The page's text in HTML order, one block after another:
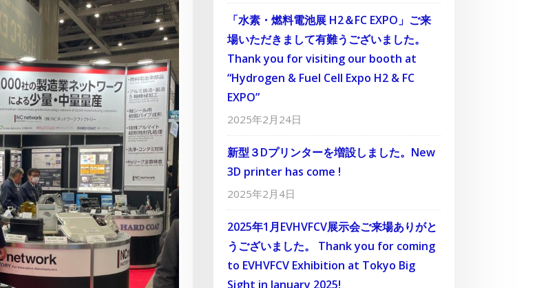
「水素・燃料電池展 H2＆FC EXPO」ご来
場いただきまして有難うございました。
Thank you for visiting our booth at
“Hydrogen & Fuel Cell Expo H2 & FC
EXPO”
2025年2月24日
新型３Dプリンターを増設しました。New
3D printer has come !
2025年2月4日
2025年1月EVHVFCV展示会ご来場ありがと
うございました。 Thank you for coming
to EVHVFCV Exhibition at Tokyo Big
Sight in January 2025!